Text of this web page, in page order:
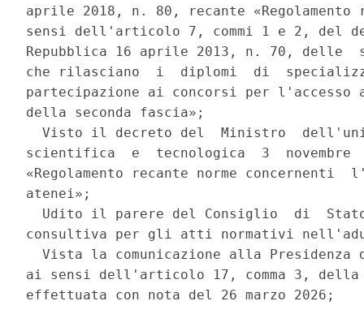
aprile 2018, n. 80, recante
sensi dell'articolo 7, commi 1 e 2, del
Repubblica 16 aprile 2013, n. 70, delle
che rilasciano  i  diplomi  di
partecipazione ai concorsi per
della seconda fascia»;
Visto il decreto del  Ministro
scientifica  e  tecnologica  3
«Regolamento recante norme
atenei»;
Udito il parere del Consiglio  di
consultiva per gli atti normativi
Vista la comunicazione alla Presidenza
ai sensi dell'articolo 17, comma 3,
effettuata con nota del 26 marzo 2026;